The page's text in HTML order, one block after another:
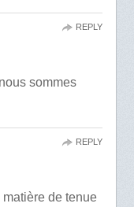
sommes
REPLY
de tenue
REPLY